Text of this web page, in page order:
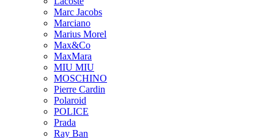
Marc Jacobs
Marciano
Marius Morel
Max&Co
MaxMara
MIU MIU
MOSCHINO
Pierre Cardin
Polaroid
POLICE
Prada
Ray Ban